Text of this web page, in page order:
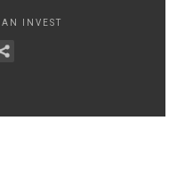
INVEST